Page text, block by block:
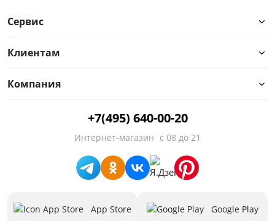
Сервис
Клиентам
Компания
+7(495) 640-00-20
Интернет-магазин с 08 до 21
App Store Google Play